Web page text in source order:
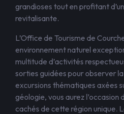
grandioses tout en profitant
revitalisante.
L’Office de Tourisme de
environnement naturel
multitude d’activités
sorties guidées pour observer
excursions thématiques axées
géologie, vous aurez l’occasion
cachés de cette région unique.